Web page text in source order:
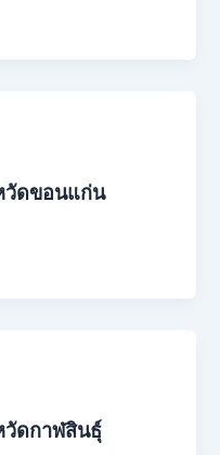
วัดขอนแก่น
ดกาฬสินธุ์